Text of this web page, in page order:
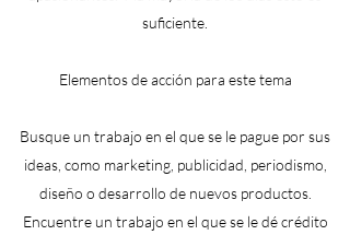
suficiente.
Elementos de acción para este tema
Busque un trabajo en el que se le pague por sus
ideas, como marketing, publicidad, periodismo,
diseño o desarrollo de nuevos productos.
Encuentre un trabajo en el que se le dé crédito